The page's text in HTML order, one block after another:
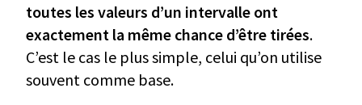
toutes les valeurs d’un intervalle ont
exactement la même chance d’être tirées.
C’est le cas le plus simple, celui qu’on utilise
souvent comme base.